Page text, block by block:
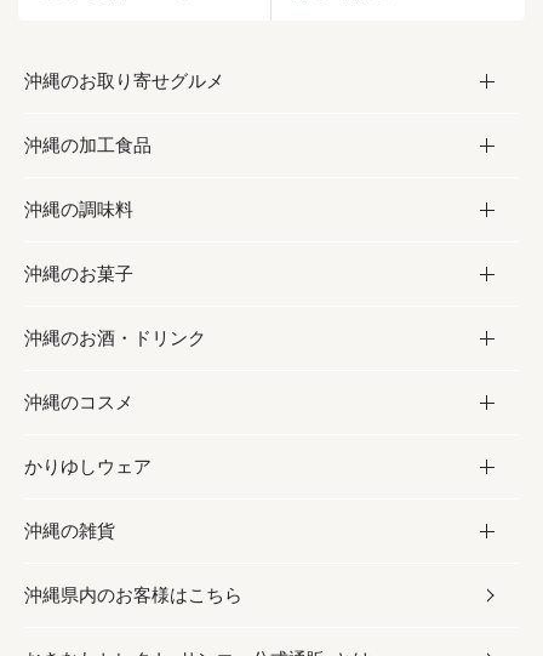
沖縄のお取り寄せグルメ
お取り寄せグルメ
フルーツ・野菜
お肉
海産物
沖縄の加工食品
加工食品
缶詰／パウチ
沖縄料理
沖縄そば／乾麺
レトルト食品
乾物／粉類
沖縄の調味料
調味料
砂糖／黒砂糖
塩
お酢／ドレッシング
しょうゆ
みそ
沖縄のお菓子
お菓子
黒糖
ちんすこう
伝統菓子
スナック
沖縄のお酒・ドリンク
お酒・ドリンク
泡盛
ビール・チューハイ
ワイン・ウィスキー・カクテル
沖縄のコスメ
コスメ
スキンケア
ボディケア
かりゆしウェア
かりゆしウェア
メンズ
沖縄の雑貨
雑貨
沖縄県内のお客様はこちら